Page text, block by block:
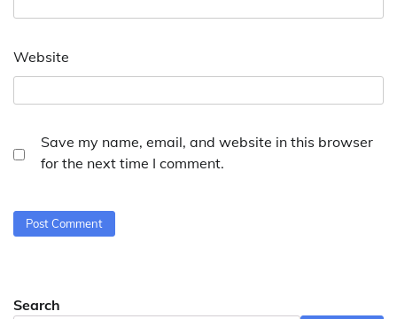
Website
Save my name, email, and website in this browser
for the next time I comment.
Search